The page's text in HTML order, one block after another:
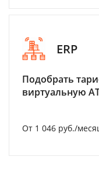
ERP
Подобрать
виртуальную
От 1 046 руб./